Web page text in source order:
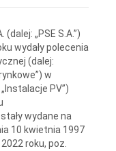
„PSE S.A.”)
wydały polecenia
(dalej:
w
PV”)
wydane na
10 kwietnia 1997
roku, poz.